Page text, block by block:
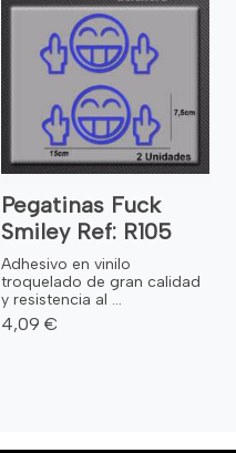
Pegatinas Fuck
Smiley Ref: R105
Adhesivo en vinilo
troquelado de gran calidad
y resistencia al ...
4,09 €